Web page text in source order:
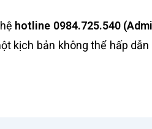
hotline 0984.725.540
kịch bản không thể hấp